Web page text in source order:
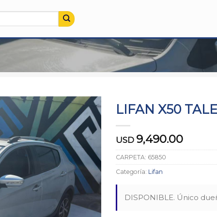
LIFAN X50
USD 9,490.00
CARPETA: 65850
Categoría: Lifan
DISPONIBLE. Único